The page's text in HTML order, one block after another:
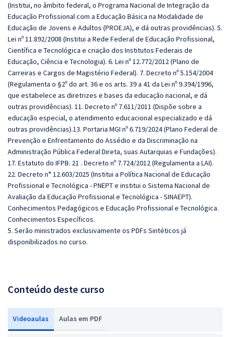
(Institui, no âmbito federal, o Programa Nacional de Integração da
Educação Profissional com a Educação Básica na Modalidade de
Educação de Jovens e Adultos (PROEJA), e dá outras providências). 5.
Lei nº 11.892/2008 (Institui a Rede Federal de Educação Profissional,
Científica e Tecnológica e criação dos Institutos Federais de
Educação, Ciência e Tecnologia). 6. Lei nº 12.772/2012 (Plano de
Carreiras e Cargos de Magistério Federal). 7. Decreto nº 5.154/2004
(Regulamenta o §2º do art. 36 e os arts. 39 a 41 da Lei nº 9.394/1996,
que estabelece as diretrizes e bases da educação nacional, e dá
outras providências). 11. Decreto nº 7.611/2011 (Dispõe sobre a
educação especial, o atendimento educacional especializado e dá
outras providências).13. Portaria MGI nº 6.719/2024 (Plano Federal de
Prevenção e Enfrentamento do Assédio e da Discriminação na
Administração Pública Federal Direta, suas Autarquias e Fundações).
17. Estatuto do IFPB. 21 . Decreto nº 7.724/2012 (Regulamenta a LAI).
22. Decreto n° 12.603/2025 (Institui a Política Nacional de Educação
Profissional e Tecnológica - PNEPT e institui o Sistema Nacional de
Avaliação da Educação Profissional e Tecnológica - SINAEPT).
Conhecimentos Pedagógicos e Educação Profissional e Tecnológica.
Conhecimentos Específicos.
5. Serão ministrados exclusivamente os PDFs Sintéticos já
disponibilizados no curso.
Conteúdo deste curso
Videoaulas Aulas em PDF